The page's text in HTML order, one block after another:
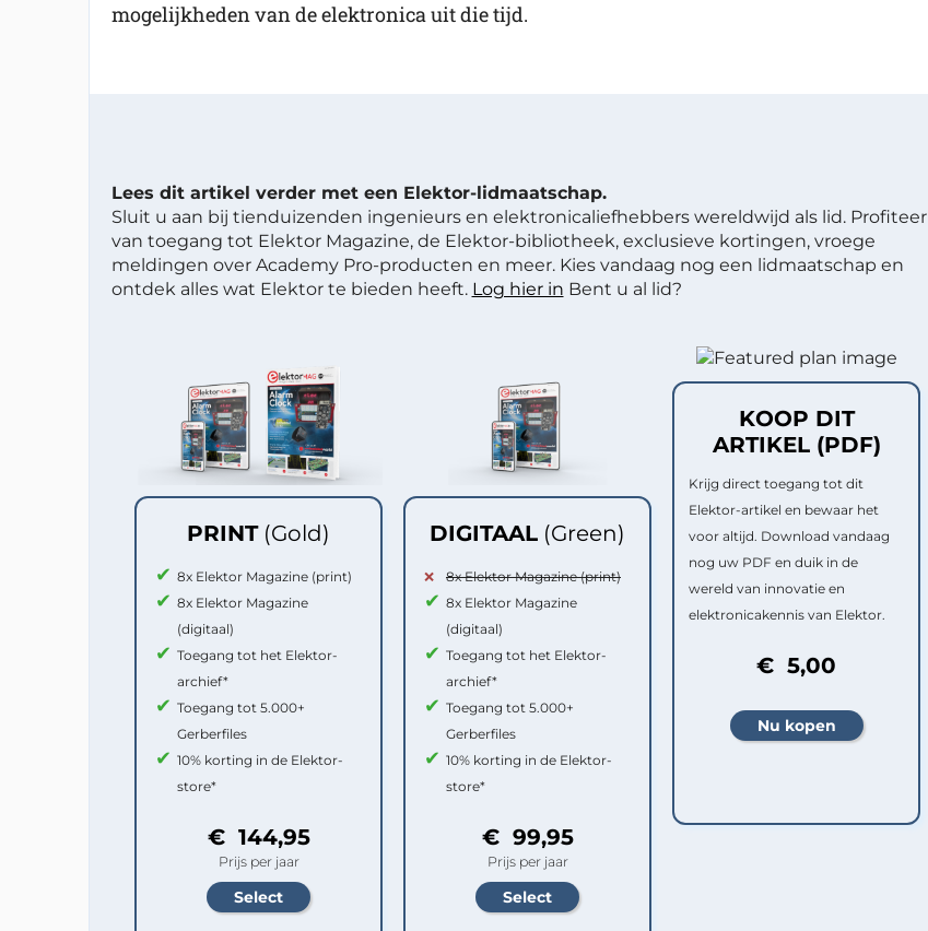
mogelijkheden van de elektronica uit die tijd.
Lees dit artikel verder met een Elektor-lidmaatschap.
Sluit u aan bij tienduizenden ingenieurs en elektronicaliefhebbers wereldwijd als lid. Profiteer
van toegang tot Elektor Magazine, de Elektor-bibliotheek, exclusieve kortingen, vroege
meldingen over Academy Pro-producten en meer. Kies vandaag nog een lidmaatschap en
ontdek alles wat Elektor te bieden heeft. Log hier in Bent u al lid?
PRINT (Gold)
8x Elektor Magazine (print)
8x Elektor Magazine
(digitaal)
Toegang tot het Elektor-
archief*
Toegang tot 5.000+
Gerberfiles
10% korting in de Elektor-
store*
€ 144,95
Prijs per jaar
DIGITAAL (Green)
8x Elektor Magazine (print)
8x Elektor Magazine
(digitaal)
Toegang tot het Elektor-
archief*
Toegang tot 5.000+
Gerberfiles
10% korting in de Elektor-
store*
€ 99,95
Prijs per jaar
KOOP DIT
ARTIKEL (PDF)
Krijg direct toegang tot dit
Elektor-artikel en bewaar het
voor altijd. Download vandaag
nog uw PDF en duik in de
wereld van innovatie en
elektronicakennis van Elektor.
€ 5,00